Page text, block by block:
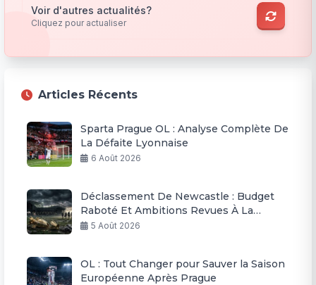
Voir d'autres actualités?
Cliquez pour actualiser
Articles Récents
Sparta Prague OL : Analyse Complète De
La Défaite Lyonnaise
6 Août 2026
Déclassement De Newcastle : Budget
Raboté Et Ambitions Revues À La
Baisse
5 Août 2026
OL : Tout Changer pour Sauver la Saison
Européenne Après Prague